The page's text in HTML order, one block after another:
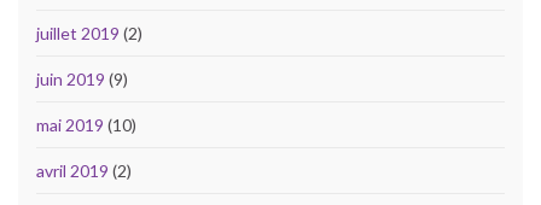
juillet 2019 (2)
juin 2019 (9)
mai 2019 (10)
avril 2019 (2)